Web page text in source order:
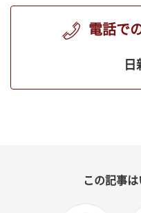
電話で
この記事